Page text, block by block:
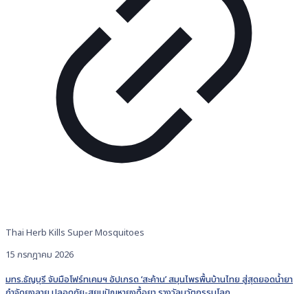
Thai Herb Kills Super Mosquitoes
15 กรกฎาคม 2026
มทร.ธัญบุรี จับมือโฟร์ทเคมฯ อัปเกรด ‘สะค้าน’ สมุนไพรพื้นบ้านไทย สู่สุดยอดน้ำยา